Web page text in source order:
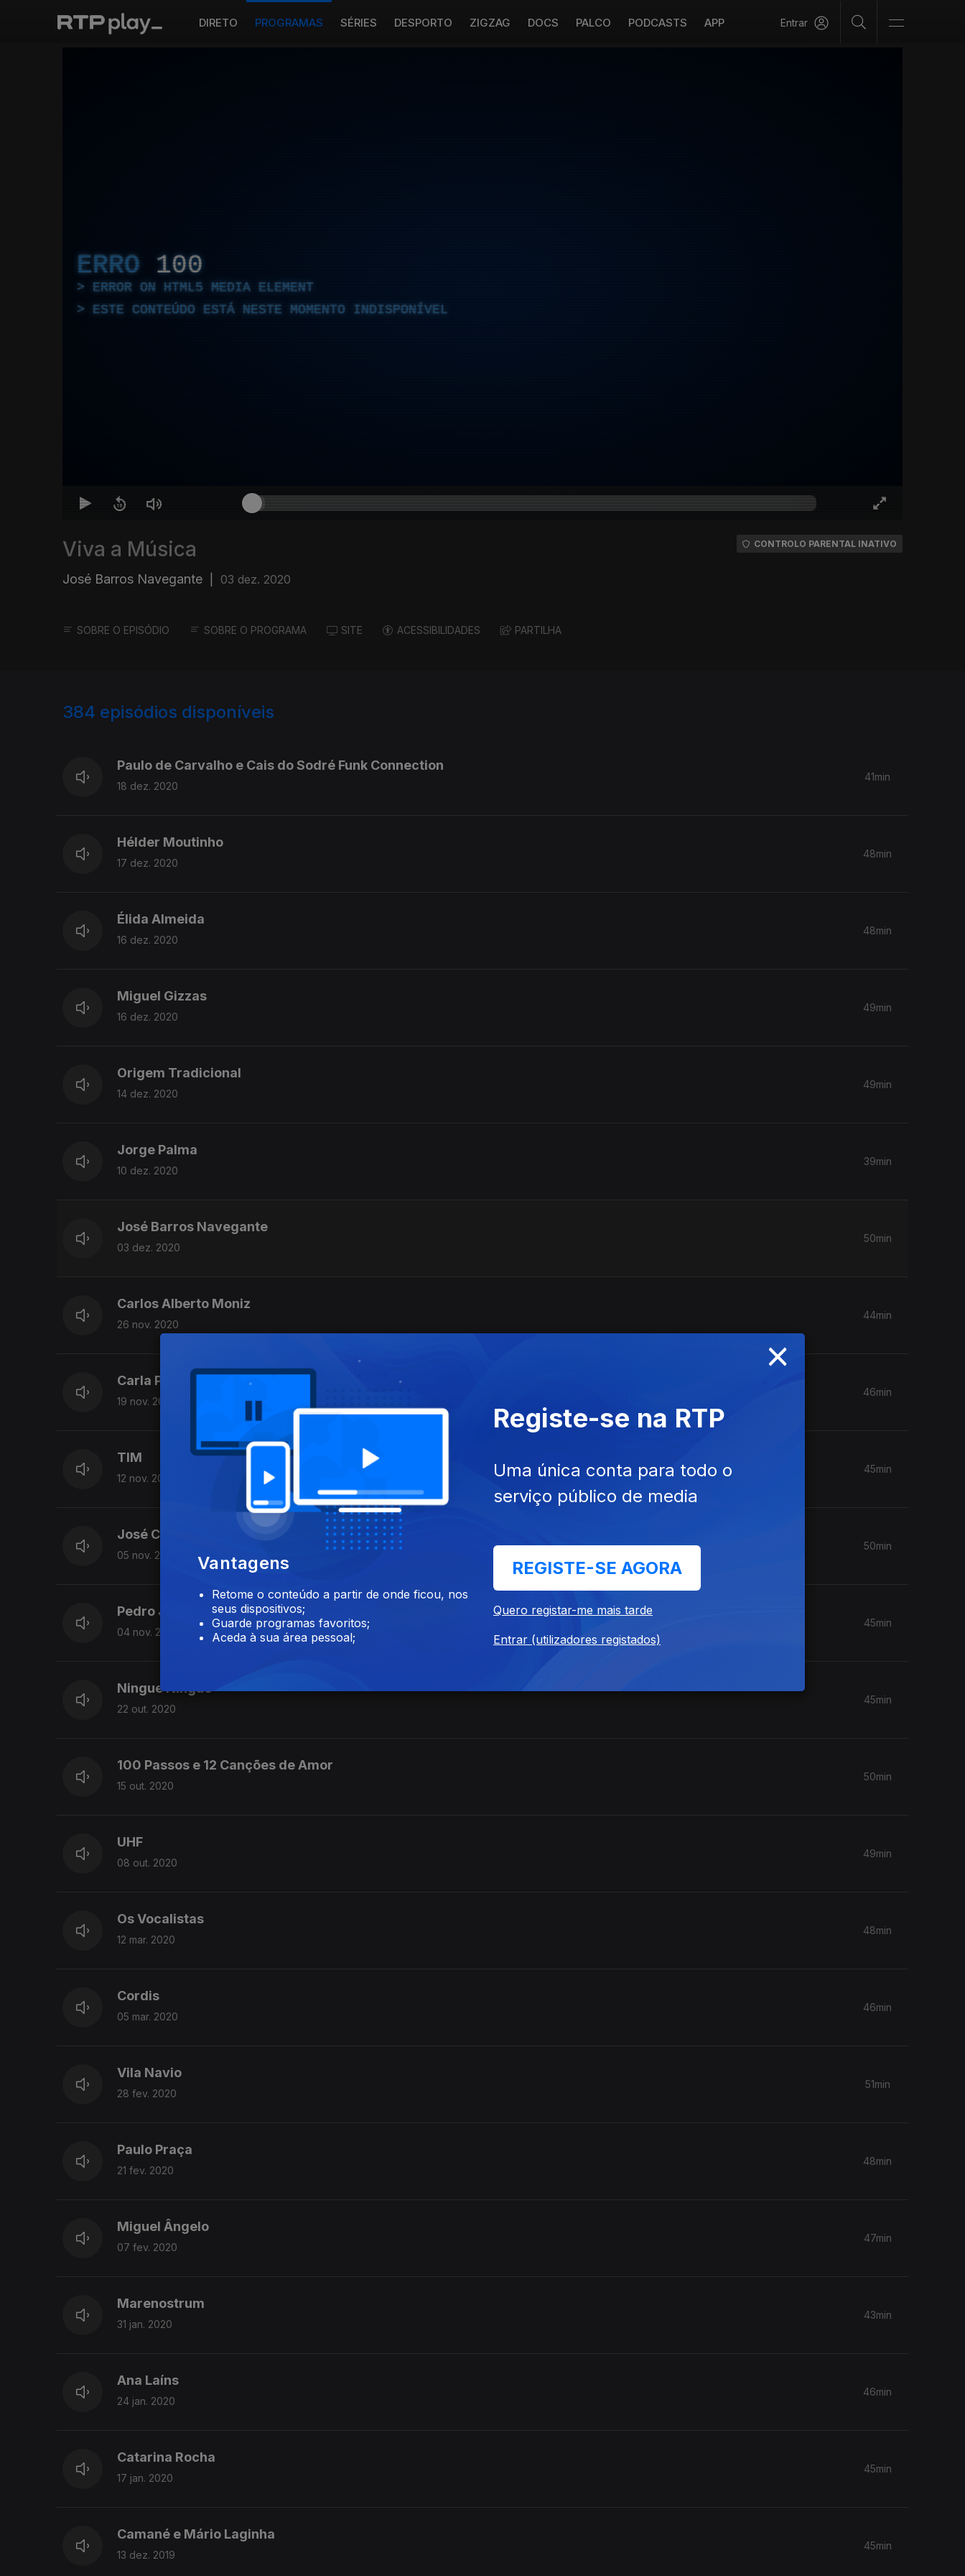
DIRETO PROGRAMAS SÉRIES DESPORTO ZIGZAG DOCS PALCO PODCASTS APP Entrar
ERRO 100
ERROR ON HTML5 MEDIA ELEMENT
ESTE CONTEÚDO ESTÁ NESTE MOMENTO INDISPONÍVEL
Viva a Música
José Barros Navegante 03 dez. 2020
CONTROLO PARENTAL INATIVO
SOBRE O EPISÓDIO SOBRE O PROGRAMA SITE ACESSIBILIDADES PARTILHA
384 episódios disponíveis
Paulo de Carvalho e Cais do Sodré Funk Connection
18 dez. 2020
41min
Hélder Moutinho
17 dez. 2020
48min
Élida Almeida
16 dez. 2020
48min
Miguel Gizzas
16 dez. 2020
49min
Origem Tradicional
14 dez. 2020
49min
Jorge Palma
10 dez. 2020
39min
José Barros Navegante
03 dez. 2020
50min
Carlos Alberto Moniz
26 nov. 2020
44min
Carla Pires
19 nov. 2020
46min
TIM
12 nov. 2020
45min
José Cid
05 nov. 2020
50min
Pedro Joia
04 nov. 2020
45min
Ningue Ningue
22 out. 2020
45min
100 Passos e 12 Canções de Amor
15 out. 2020
50min
UHF
08 out. 2020
49min
Os Vocalistas
12 mar. 2020
48min
Cordis
05 mar. 2020
46min
Vila Navio
28 fev. 2020
51min
Paulo Praça
21 fev. 2020
48min
Miguel Ângelo
07 fev. 2020
47min
Marenostrum
31 jan. 2020
43min
Ana Laíns
24 jan. 2020
46min
Catarina Rocha
17 jan. 2020
45min
Camané e Mário Laginha
13 dez. 2019
45min
×
Vantagens
Retome o conteúdo a partir de onde ficou, nos
seus dispositivos;
Guarde programas favoritos;
Aceda à sua área pessoal;
Registe-se na RTP
Uma única conta para todo o
serviço público de media
REGISTE-SE AGORA
Quero registar-me mais tarde
Entrar (utilizadores registados)